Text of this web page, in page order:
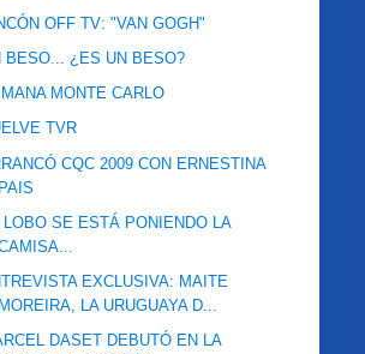
OFF TV: "VAN GOGH"
BESO... ¿ES UN BESO?
MONTE CARLO
TVR
CQC 2009 CON ERNESTINA
LOBO SE ESTÁ PONIENDO LA
EXCLUSIVA: MAITE
LA URUGUAYA D...
DASET DEBUTÓ EN LA